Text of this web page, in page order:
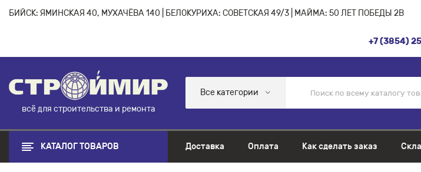
БИЙСК: ЯМИНСКАЯ 40, МУХАЧЁВА 140 | БЕЛОКУРИХА: СОВЕТСКАЯ 49/3 | МАЙМА: 50 ЛЕТ ПОБЕДЫ 2В
+7 (3854)
всё для строительства и ремонта
Все категории
КАТАЛОГ ТОВАРОВ Доставка Оплата Как сделать заказ